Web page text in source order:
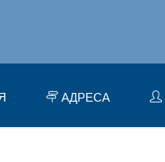
АДРЕСА